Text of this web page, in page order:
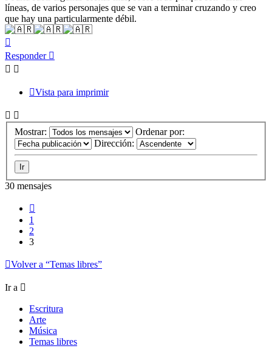
líneas, de varios personajes que se van a terminar cruzando y creo
que hay una particularmente débil.
Responder
Vista para imprimir
Mostrar:
Ordenar por:
Dirección:
30 mensajes
1
2
3
Volver a “Temas libres”
Ir a
Escritura
Arte
Música
Temas libres